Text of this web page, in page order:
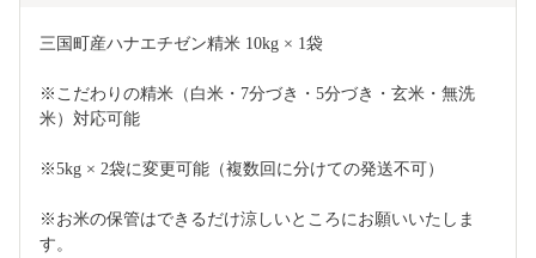
三国町産ハナエチゼン精米 10kg × 1袋
※こだわりの精米（白米・7分づき・5分づき・玄米・無洗
米）対応可能
※5kg × 2袋に変更可能（複数回に分けての発送不可）
※お米の保管はできるだけ涼しいところにお願いいたしま
す。